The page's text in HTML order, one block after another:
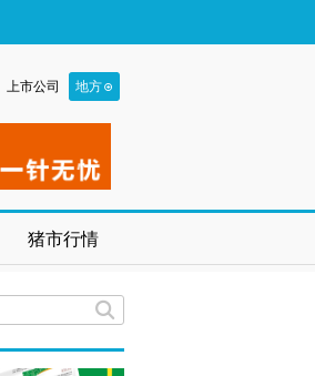
上市公司 地方
猪市行情